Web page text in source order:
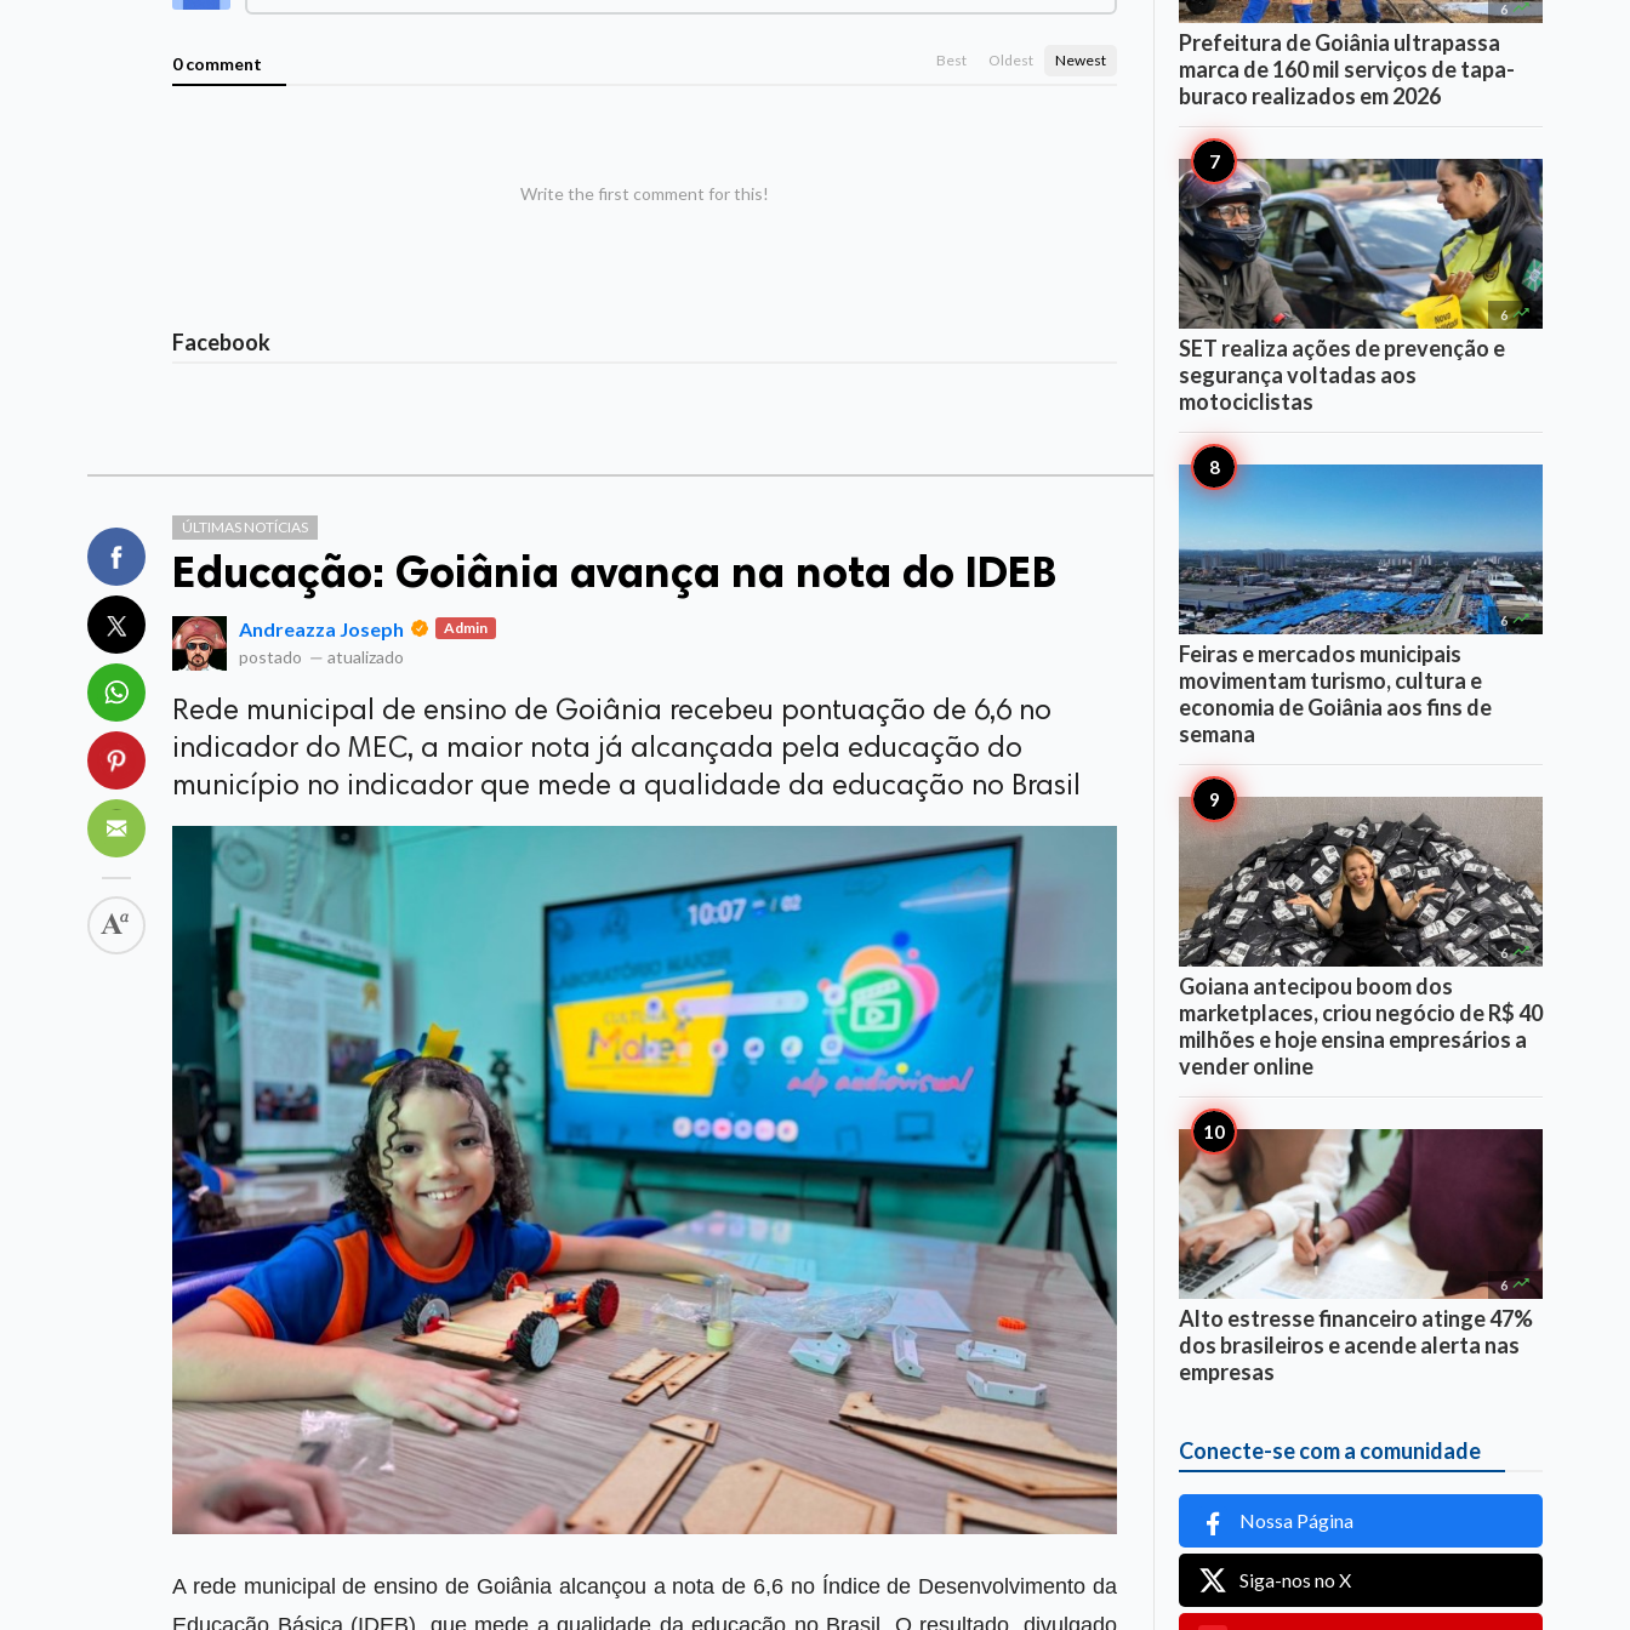
0 comment Best Oldest Newest
Write the first comment for this!
Facebook
ÚLTIMAS NOTÍCIAS
Educação: Goiânia avança na nota do IDEB
Andreazza Joseph Admin
postado — atualizado
Rede municipal de ensino de Goiânia recebeu pontuação de 6,6 no
indicador do MEC, a maior nota já alcançada pela educação do
município no indicador que mede a qualidade da educação no Brasil
A rede municipal de ensino de Goiânia alcançou a nota de 6,6 no Índice de Desenvolvimento da
6 
Prefeitura de Goiânia ultrapassa
marca de 160 mil serviços de tapa-
buraco realizados em 2026
6 
SET realiza ações de prevenção e
segurança voltadas aos
motociclistas
6 
Feiras e mercados municipais
movimentam turismo, cultura e
economia de Goiânia aos fins de
semana
6 
Goiana antecipou boom dos
marketplaces, criou negócio de R$ 40
milhões e hoje ensina empresários a
vender online
6 
Alto estresse financeiro atinge 47%
dos brasileiros e acende alerta nas
empresas
Conecte-se com a comunidade
Nossa Página
Siga-nos no X